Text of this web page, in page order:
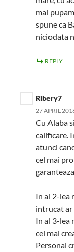
mai
spune ca
niciodata
REPLY
Ribery7
27 APRIL
Cu Alaba
calificare.
atunci
cel mai
In al 2-lea
intrucat ar
In al 3-lea
cel mai
Personal